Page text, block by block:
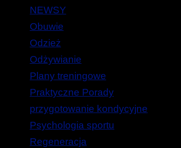
NEWSY
Obuwie
Odzież
Odżywianie
Plany treningowe
Praktyczne Porady
przygotowanie kondycyjne
Psychologia sportu
Regeneracja